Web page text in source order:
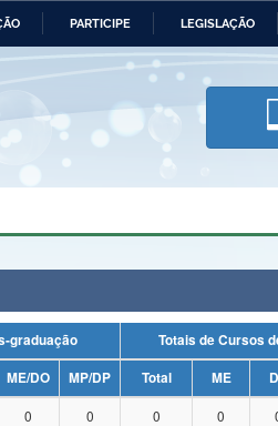
PARTICIPE LEGISLAÇÃO
Ministério da Economia
e dos Direitos Humanos
Planalto
Programas de pós-graduação
Totais de Cursos
ME/DO MP/DP Total ME
0 0 0 0